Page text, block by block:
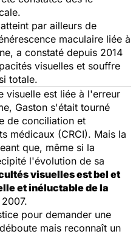
par ailleurs de
maculaire liée à
a constaté depuis 2014
visuelles et souffre
totale.
visuelle est liée à l'erreur
Gaston s'était tourné
de conciliation et
médicaux (CRCI). Mais la
que, même si la
l'évolution de sa
visuelles est bel et
et inéluctable de la
pour demander une
mais reconnaît un